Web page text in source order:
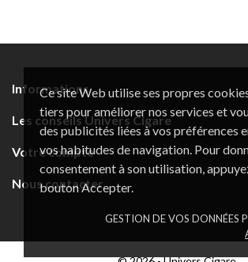
Ce site Web utilise ses propres
tiers pour améliorer nos services et
des publicités liées à vos préférences
vos habitudes de navigation. Pour
consentement à son utilisation,
bouton Accepter.
GESTION DE VOS DONNÉES
Informations
Les conseils Univers Cigare
Votre compte
Nous contacter